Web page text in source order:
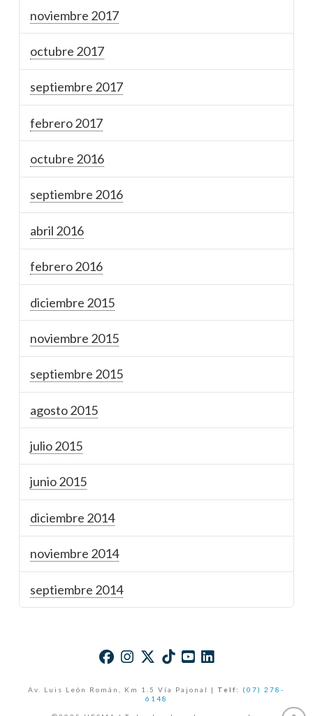
noviembre 2017
octubre 2017
septiembre 2017
febrero 2017
octubre 2016
septiembre 2016
abril 2016
febrero 2016
diciembre 2015
noviembre 2015
septiembre 2015
agosto 2015
julio 2015
junio 2015
diciembre 2014
noviembre 2014
septiembre 2014
Av. Luis León Román, Km 1.5 Vía Pajonal | Telf:
(07) 278-
6148